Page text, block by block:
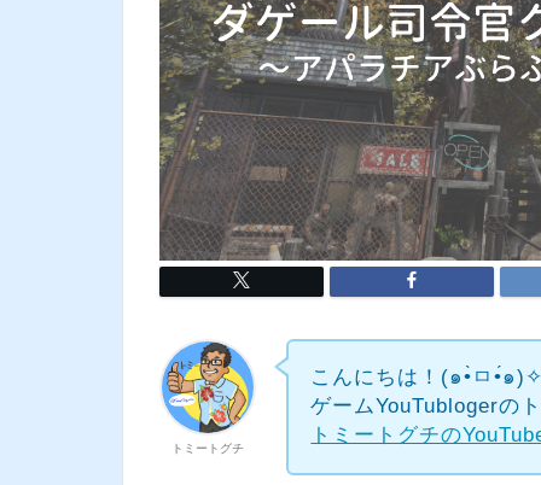
トミートグチ
こんにちは！(๑•̀ㅁ•́๑
ゲームYouTublogerの
トミートグチの